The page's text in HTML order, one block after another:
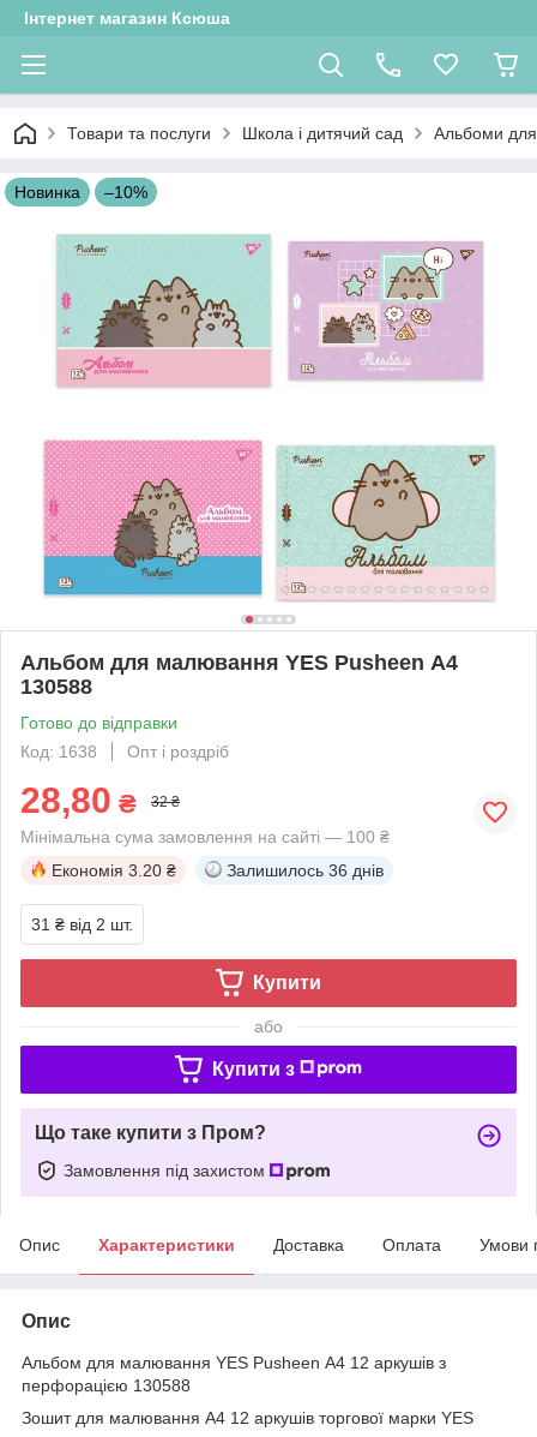
Інтернет магазин Ксюша
Товари та послуги Школа і дитячий сад Альбоми
Новинка –10%
Альбом для малювання YES Pusheen А4
130588
Готово до відправки
Код: 1638
Опт і роздріб
28,80 ₴ 32 ₴
Мінімальна сума замовлення на сайті — 100 ₴
Економія 3.20 ₴ Залишилось 36 днів
31 ₴ від 2 шт.
Купити
або
Купити з
Що таке купити з Пром?
Замовлення під захистом
Опис Характеристики Доставка Оплата Умови
Опис
Альбом для малювання YES Pusheen А4 12 аркушів з
перфорацією 130588
Зошит для малювання А4 12 аркушів торгової марки YES